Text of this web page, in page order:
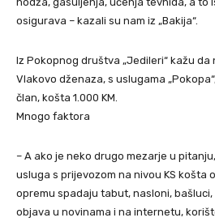
osigurava – kazali su nam iz „Bakija“.
Iz Pokopnog društva „Jedileri“ kažu
Vlakovo dženaza, s uslugama
član, košta 1.000 KM.
Mnogo faktora
– A ako je neko drugo mezarje u
usluga s prijevozom na nivou KS košta
opremu spadaju tabut, nasloni,
objava u novinama i na internetu,